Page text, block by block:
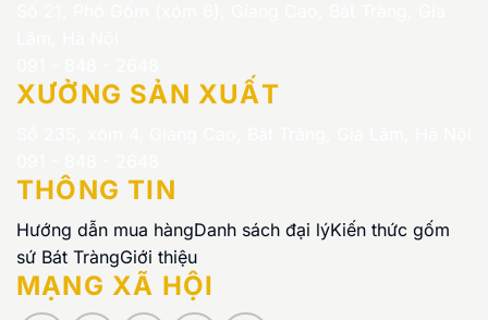
XƯỞNG SẢN XUẤT
THÔNG TIN
Hướng dẫn mua hàngDanh sách đại lýKiến thức gốm
sứ Bát TràngGiới thiệu
MẠNG XÃ HỘI